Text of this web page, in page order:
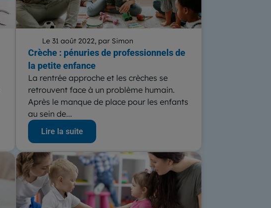
Le 31 août 2022, par Simon
Crèche : pénuries de professionnels de
la petite enfance
La rentrée approche et les crèches se
retrouvent face à un problème humain.
Après le manque de place pour les enfants
au sein de...
Lire la suite